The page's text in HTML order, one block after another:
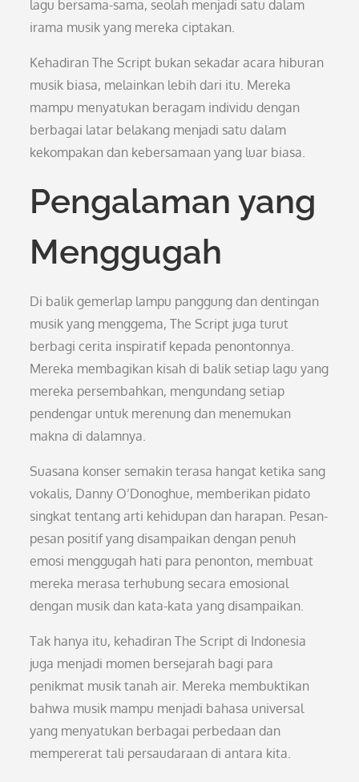
lagu bersama-sama, seolah menjadi satu dalam
irama musik yang mereka ciptakan.
Kehadiran The Script bukan sekadar acara hiburan
musik biasa, melainkan lebih dari itu. Mereka
mampu menyatukan beragam individu dengan
berbagai latar belakang menjadi satu dalam
kekompakan dan kebersamaan yang luar biasa.
Pengalaman yang
Menggugah
Di balik gemerlap lampu panggung dan dentingan
musik yang menggema, The Script juga turut
berbagi cerita inspiratif kepada penontonnya.
Mereka membagikan kisah di balik setiap lagu yang
mereka persembahkan, mengundang setiap
pendengar untuk merenung dan menemukan
makna di dalamnya.
Suasana konser semakin terasa hangat ketika sang
vokalis, Danny O’Donoghue, memberikan pidato
singkat tentang arti kehidupan dan harapan. Pesan-
pesan positif yang disampaikan dengan penuh
emosi menggugah hati para penonton, membuat
mereka merasa terhubung secara emosional
dengan musik dan kata-kata yang disampaikan.
Tak hanya itu, kehadiran The Script di Indonesia
juga menjadi momen bersejarah bagi para
penikmat musik tanah air. Mereka membuktikan
bahwa musik mampu menjadi bahasa universal
yang menyatukan berbagai perbedaan dan
mempererat tali persaudaraan di antara kita.